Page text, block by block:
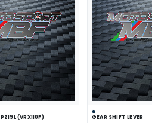
Comparer(VRX110F) Panier
GEAR SHIFT LEVER